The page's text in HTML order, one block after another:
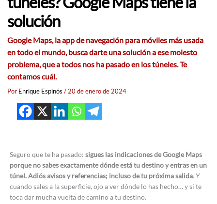
solución
Google Maps, la app de navegación para móviles más usada
en todo el mundo, busca darte una solución a ese molesto
problema, que a todos nos ha pasado en los túneles. Te
contamos cuál.
Por Enrique Espinós /20 de enero de 2024
Seguro que te ha pasado: sigues las indicaciones de Google Maps
porque no sabes exactamente dónde está tu destino y entras en un
túnel. Adiós avisos y referencias; incluso de tu próxima salida. Y
cuando sales a la superficie, ojo a ver dónde lo has hecho… y si te
toca dar mucha vuelta de camino a tu destino.